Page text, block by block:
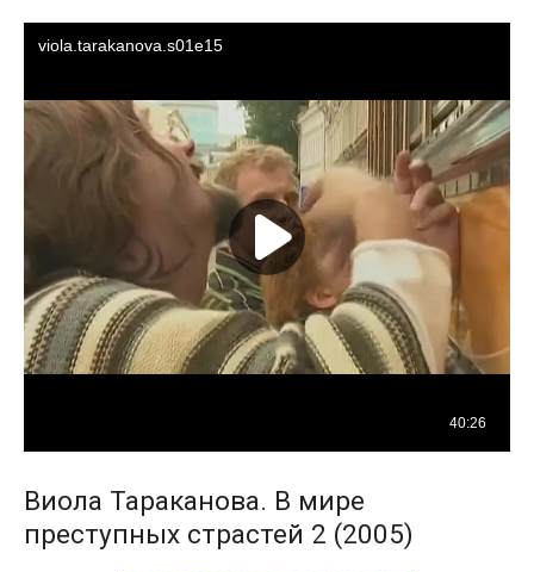
Виола Тараканова. В мире
преступных страстей 2 (2005)